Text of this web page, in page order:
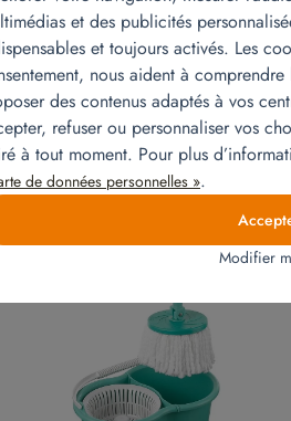
vous
et des publicités
et toujours activés. Les
nous aident à
des contenus adaptés à vos
refuser ou personnaliser vos
à tout moment. Pour plus
de données personnelles ».
Modifier